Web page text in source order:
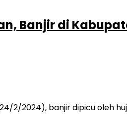
Banjir di
2/2024), banjir dipicu oleh